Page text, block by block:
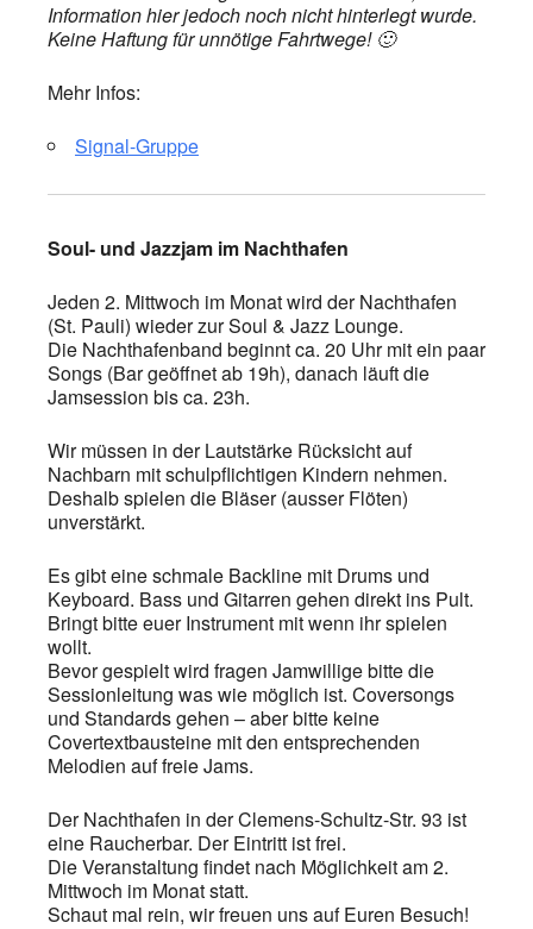
Information hier jedoch noch nicht hinterlegt wurde.
Keine Haftung für unnötige Fahrtwege! 🙂
Mehr Infos:
Signal-Gruppe
Soul- und Jazzjam im Nachthafen
Jeden 2. Mittwoch im Monat wird der Nachthafen
(St. Pauli) wieder zur Soul & Jazz Lounge.
Die Nachthafenband beginnt ca. 20 Uhr mit ein paar
Songs (Bar geöffnet ab 19h), danach läuft die
Jamsession bis ca. 23h.
Wir müssen in der Lautstärke Rücksicht auf
Nachbarn mit schulpflichtigen Kindern nehmen.
Deshalb spielen die Bläser (ausser Flöten)
unverstärkt.
Es gibt eine schmale Backline mit Drums und
Keyboard. Bass und Gitarren gehen direkt ins Pult.
Bringt bitte euer Instrument mit wenn ihr spielen
wollt.
Bevor gespielt wird fragen Jamwillige bitte die
Sessionleitung was wie möglich ist. Coversongs
und Standards gehen – aber bitte keine
Covertextbausteine mit den entsprechenden
Melodien auf freie Jams.
Der Nachthafen in der Clemens-Schultz-Str. 93 ist
eine Raucherbar. Der Eintritt ist frei.
Die Veranstaltung findet nach Möglichkeit am 2.
Mittwoch im Monat statt.
Schaut mal rein, wir freuen uns auf Euren Besuch!